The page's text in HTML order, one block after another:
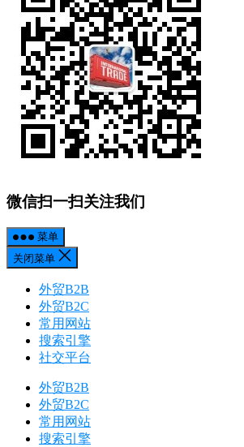
微信扫一扫关注我们
菜单
关闭菜单
外贸B2B
外贸B2C
常用网站
搜索引擎
社交平台
外贸B2B
外贸B2C
常用网站
搜索引擎